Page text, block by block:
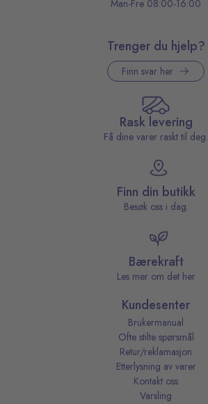
Man-Fre 08:00-16:00
Trenger du hjelp?
Finn svar her
Rask levering
Få dine varer raskt til deg.
Finn din butikk
Besøk oss i dag.
Bærekraft
Les mer om det her
Kundesenter
Brukermanual
Ofte stilte spørsmål
Retur/reklamasjon
Etterlysning av varer
Kontakt oss
Varsling